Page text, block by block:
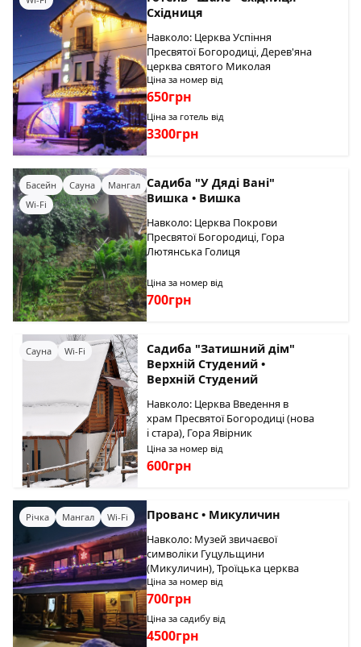
Східниця
Навколо: Церква Успіння
Пресвятої Богородиці, Дерев'яна
церква святого Миколая
Ціна за номер від
650грн
Ціна за готель від
3300грн
Басейн Сауна
Мангал
Wi-Fi
Садиба "У Дяді Вані"
Вишка • Вишка
Навколо: Церква Покрови
Пресвятої Богородиці, Гора
Лютянська Голиця
Ціна за номер від
700грн
Сауна Wi-Fi
Садиба "Затишний дім"
Верхній Студений •
Верхній Студений
Навколо: Церква Введення в
храм Пресвятої Богородиці (нова
і стара), Гора Явірник
Ціна за номер від
600грн
Річка Мангал Wi-Fi Прованс • Микуличин
Навколо: Музей звичаєвої
символіки Гуцульщини
(Микуличин), Троїцька церква
Ціна за номер від
700грн
Ціна за садибу від
4500грн